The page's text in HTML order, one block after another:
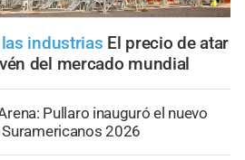
industrias El precio de atar
del mercado mundial
Pullaro inauguró el nuevo
2026